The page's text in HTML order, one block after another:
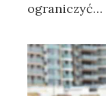
ograniczyć…